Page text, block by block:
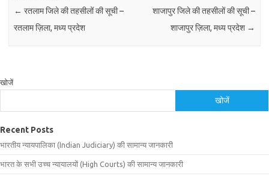
← रतलाम जिले की तहसीलों की सूची –
रतलाम ज़िला, मध्य प्रदेश
शाजापुर जिले की तहसीलों की सूची –
शाजापुर ज़िला, मध्य प्रदेश →
खोजें
खोजें
Recent Posts
भारतीय न्यायपालिका (Indian Judiciary) की सामान्य जानकारी
भारत के सभी उच्च न्यायालयों (High Courts) की सामान्य जानकारी